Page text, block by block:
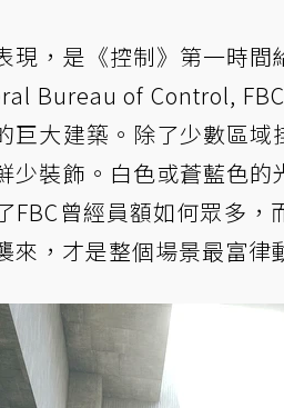
現，是《控制》第一時
Bureau of Control,
巨大建築。除了少數區
少裝飾。白色或蒼藍色
FBC曾經員額如何眾多
來，才是整個場景最富律